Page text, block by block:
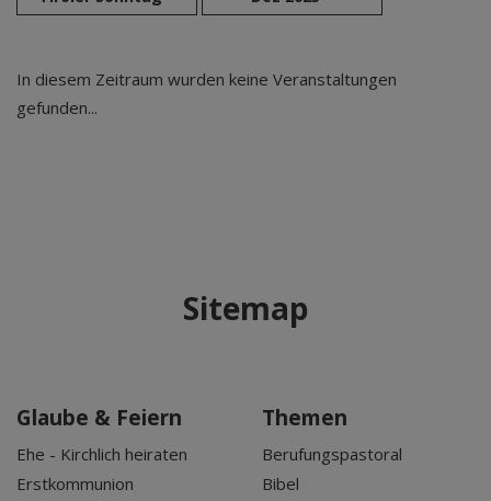
Aug 2026
Apr 2027
Mai 2027
In diesem Zeitraum wurden keine Veranstaltungen
gefunden...
Sitemap
Glaube & Feiern
Ehe - Kirchlich heiraten
Erstkommunion
Themen
Berufungspastoral
Bibel